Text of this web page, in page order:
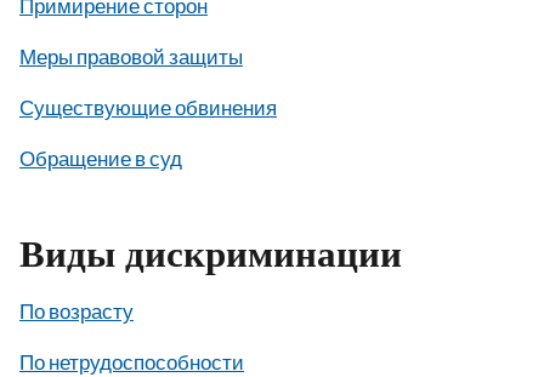
Примирение сторон
Меры правовой защиты
Существующие обвинения
Обращение в суд
Виды дискриминации
По возрасту
По нетрудоспособности